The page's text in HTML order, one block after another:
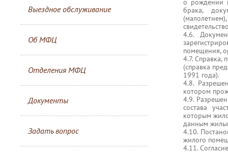
Выездное обслуживание
Об МФЦ
Отделения МФЦ
Документы
Задать вопрос
о рождении
брака,
4.6.
помещения,
4.7. Справка,
(справка
1991 года).
4.8.
котором
4.9.
состава
которым
данным
4.10.
жилого
4.11.